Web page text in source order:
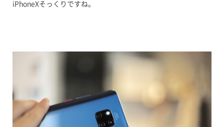
iPhoneXそっくりですね。